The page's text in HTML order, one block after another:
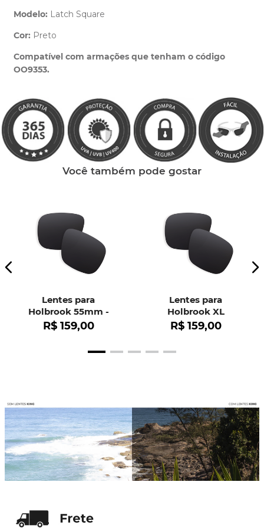
Modelo: Latch Square
Cor: Preto
Compatível com armações que tenham o código
OO9353.
Você também pode gostar
Lentes para
Holbrook 55mm -
OO9102
R$ 159,00
Lentes para
Holbrook XL
R$ 159,00